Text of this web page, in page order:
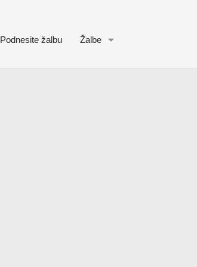
Podnesite žalbu Žalbe